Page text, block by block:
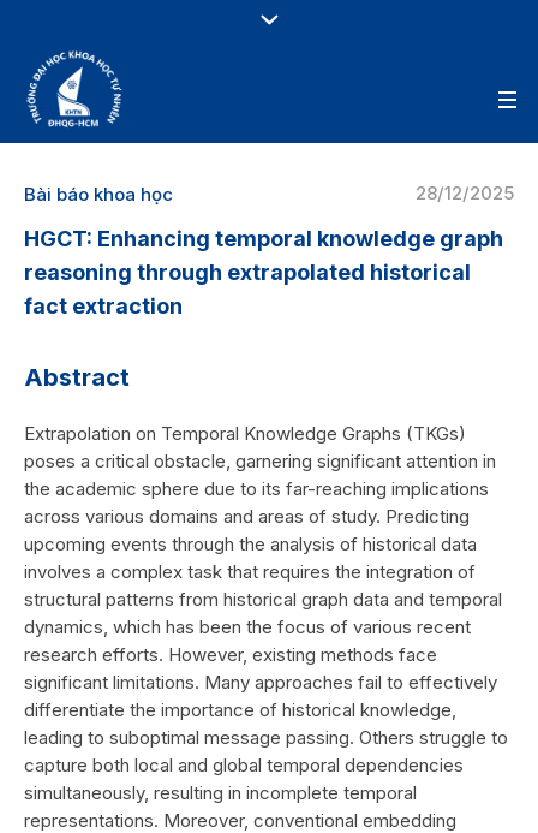
28/12/2025
Bài báo khoa học
HGCT: Enhancing temporal knowledge graph
reasoning through extrapolated historical
fact extraction
Abstract
Extrapolation on Temporal Knowledge Graphs (TKGs)
poses a critical obstacle, garnering significant attention in
the academic sphere due to its far-reaching implications
across various domains and areas of study. Predicting
upcoming events through the analysis of historical data
involves a complex task that requires the integration of
structural patterns from historical graph data and temporal
dynamics, which has been the focus of various recent
research efforts. However, existing methods face
significant limitations. Many approaches fail to effectively
differentiate the importance of historical knowledge,
leading to suboptimal message passing. Others struggle to
capture both local and global temporal dependencies
simultaneously, resulting in incomplete temporal
representations. Moreover, conventional embedding